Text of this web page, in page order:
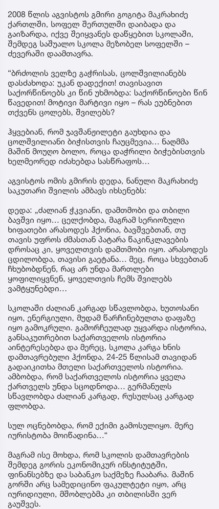
2008 წლის აგვისტოს გმირი გოგიტა მაკრახიძე
ქართლში, სოფელ შერთულში დაიბადა და
გაიზარდა, იქვე შეიყვანეს დაწყებით სკოლაში,
შემდეგ საშუალო სკოლა მეზობელ სოფელში –
ძევერაში დაამთავრა.
“ბრძოლის ველზე გაჭრისას, ცოლშვილიანებს
დასძახოდა: უკან დადექით! თავისავით
საქორწინოებს კი წინ უხმობდა: საქორწინოები წინ
წავედით! მოტივი მარტივი იყო – რას ეუბნებით
თქვენს ცოლებს, შვილებს?
ჰყვებიან, რომ ჯავშანჟილეტი გაუხდია და
ცოლშვილიანი ბიჭისთვის ჩაუცმევია… ნაღმმა
მაშინ მოუღო ბოლო, როცა დაჭრილი ბიჭებისთვის
ხელმეორედ იძახებდა სასწრაფოს…
აგვისტოს ომის გმირის დედა, ნანული მაკრახიძე
საკუთარი შვილის ამბავს იხსენებს:
დედა: „ძალიან ჭკვიანი, დამთმობი და თბილი
ბავშვი იყო… ცელქობდა, მაგრამ სერიოზული
ხიფათები არასოდეს ჰქონია, ბავშვებთან, თუ
თავის უფროს ძმასთან პატარა წაკინკლავების
დროსაც კი, ყოველთვის დამთმობი იყო. არასოდეს
ცდილობდა, თავისი გაეტანა… მეც, როცა სხვებთან
ჩხუბობდნენ, რაც არ უნდა მართლები
ყოფილიყვნენ, ყოველთვის ჩემს შვილებს
ვამტყუნებდი…
სკოლაში ძალიან კარგად სწავლობდა, ხუთოსანი
იყო, ენერგიული, მუდამ წარჩინებულთა დაფაზე
იყო გამოკრული. გამორჩეულად უყვარდა ისტორია,
განსაკუთრებით საქართველოს ისტორია
აინტერესებდა და მერეც, სკოლა კარგა ხნის
დამთავრებული ჰქონდა, 24-25 წლისამ თავიდან
გადაიკითხა მთელი საქართველოს ისტორია.
ამბობდა, რომ საქართველოს ისტორია ყველა
ქართველს უნდა სცოდნოდა… გერმანულს
სწავლობდა ძალიან კარგად, რუსულსაც კარგად
ფლობდა.
სულ ოცნებობდა, რომ ექიმი გამოსულიყო. მერე
იურისტობა მოიწადინა…“
მაგრამ ისე მოხდა, რომ სკოლის დამთავრების
შემდეგ გორის ეკონომიკურ ინსტიტუტში,
ფინანსებზე და საბანკო საქმეზე ჩააბარა. მაშინ
გორში არც სამედიცინო ფაკულტეტი იყო, არც
იურიდიული, მშობლებმა კი თბილისში ვერ
გაუშვეს.